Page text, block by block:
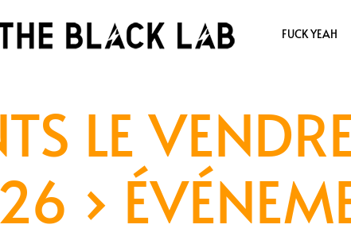
FUCK YEAH
LE
›